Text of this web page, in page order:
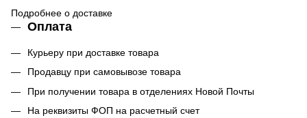
Подробнее о доставке
Оплата
Курьеру при доставке товара
Продавцу при самовывозе товара
При получении товара в отделениях Новой Почты
На реквизиты ФОП на расчетный счет